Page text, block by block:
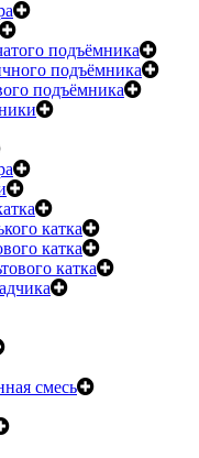
подъёмника
подъёмника
подъёмника
катка
катка
катка
смесь